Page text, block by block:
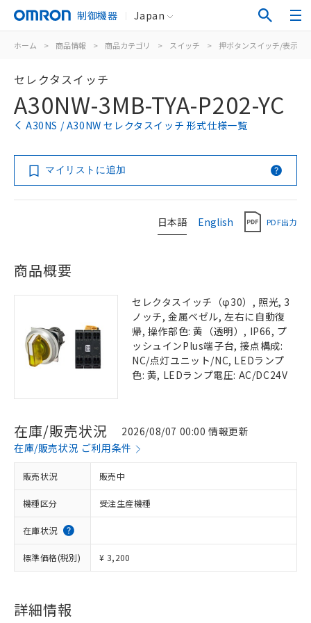
制御機器 Japan
ホーム > 商品情報 > 商品カテゴリ > スイッチ > 押ボタンスイッチ/表示灯
セレクタスイッチ
A30NW-3MB-TYA-P202-YC
A30NS / A30NW セレクタスイッチ 形式仕様一覧
マイリストに追加
日本語 English PDF出力
商品概要
セレクタスイッチ（φ30）, 照光, 3
ノッチ, 金属ベゼル, 左右に自動復
帰, 操作部色: 黄（透明）, IP66, プ
ッシュインPlus端子台, 接点構成:
NC/点灯ユニット/NC, LEDランプ
色: 黄, LEDランプ電圧: AC/DC24V
在庫/販売状況
2026/08/07 00:00 情報更新
在庫/販売状況 ご利用条件
販売状況 販売中
機種区分 受注生産機種
在庫状況
標準価格(税別) ¥ 3,200
詳細情報